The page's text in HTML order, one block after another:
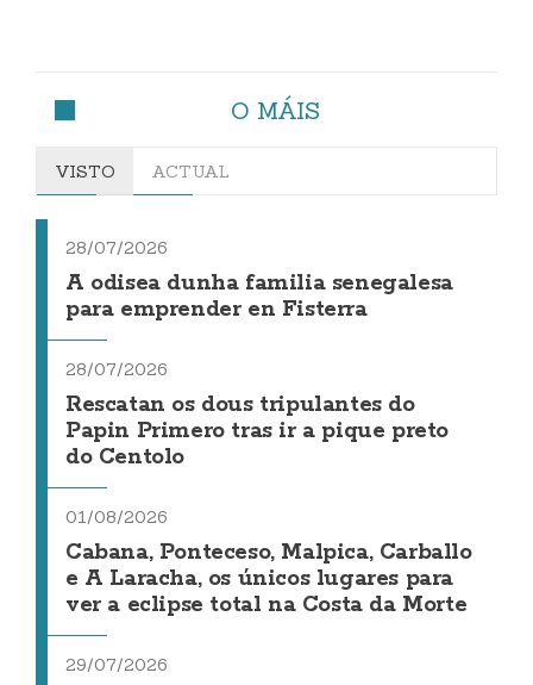
O MÁIS
VISTO ACTUAL
28/07/2026
A odisea dunha familia senegalesa
para emprender en Fisterra
28/07/2026
Rescatan os dous tripulantes do
Papin Primero tras ir a pique preto
do Centolo
01/08/2026
Cabana, Ponteceso, Malpica, Carballo
e A Laracha, os únicos lugares para
ver a eclipse total na Costa da Morte
29/07/2026